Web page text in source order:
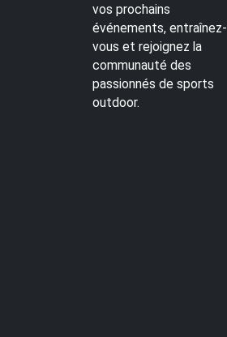
vos prochains
événements, entraînez-
vous et rejoignez la
communauté des
passionnés de sports
outdoor.